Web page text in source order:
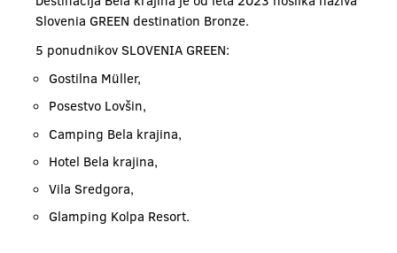
Slovenia GREEN destination Bronze.
5 ponudnikov SLOVENIA GREEN:
Gostilna Müller,
Posestvo Lovšin,
Camping Bela krajina,
Hotel Bela krajina,
Vila Sredgora,
Glamping Kolpa Resort.